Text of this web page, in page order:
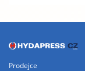
Prodejce